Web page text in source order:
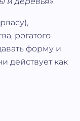
рогатого
форму и
действует как